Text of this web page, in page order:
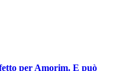
per Amorim. E può